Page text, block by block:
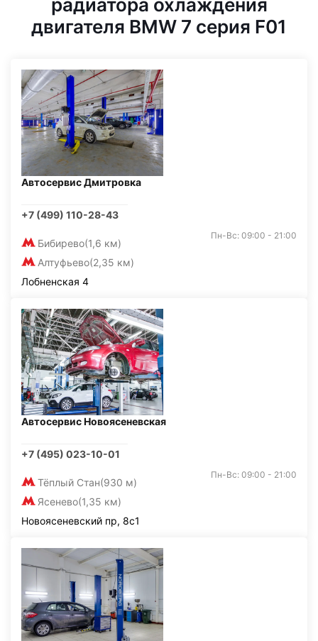
радиатора охлаждения
двигателя BMW 7 серия F01
Автосервис Дмитровка
+7 (499) 110-28-43
Бибирево(1,6 км)
Алтуфьево(2,35 км)
Пн-Вс: 09:00 - 21:00
Лобненская 4
Автосервис Новоясеневская
+7 (495) 023-10-01
Тёплый Стан(930 м)
Ясенево(1,35 км)
Пн-Вс: 09:00 - 21:00
Новоясеневский пр, 8с1